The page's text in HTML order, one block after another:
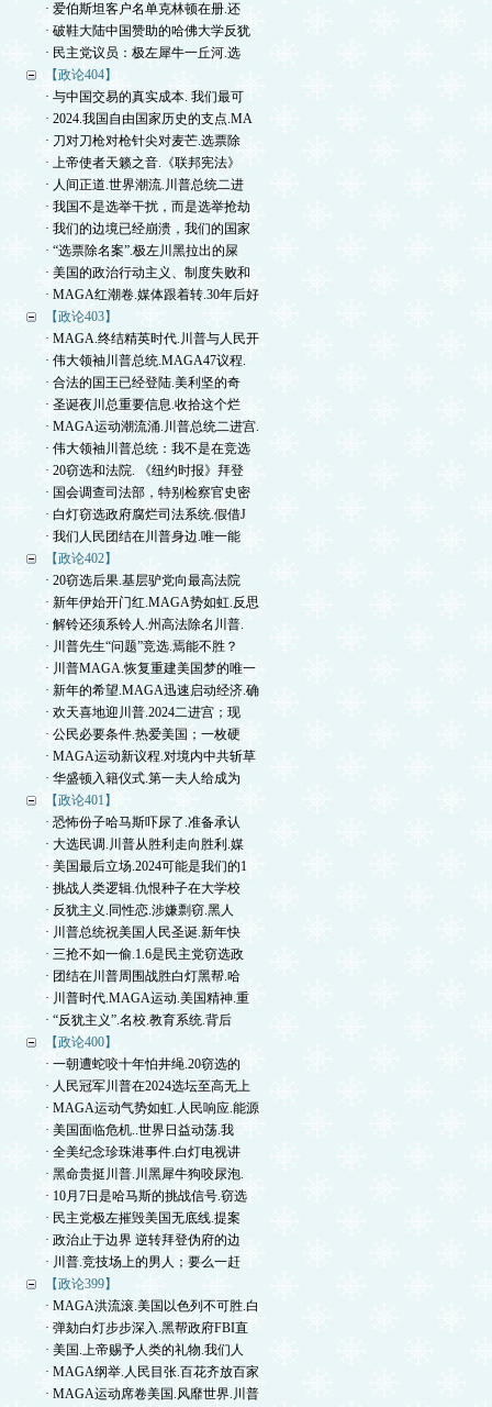
· 爱伯斯坦客户名单克林顿在册.还
· 破鞋大陆中国赞助的哈佛大学反犹
· 民主党议员：极左犀牛一丘河.选
【政论404】
· 与中国交易的真实成本. 我们最可
· 2024.我国自由国家历史的支点.MA
· 刀对刀枪对枪针尖对麦芒.选票除
· 上帝使者天籁之音.《联邦宪法》
· 人间正道.世界潮流.川普总统二进
· 我国不是选举干扰，而是选举抢劫
· 我们的边境已经崩溃，我们的国家
· “选票除名案”.极左川黑拉出的屎
· 美国的政治行动主义、制度失败和
· MAGA红潮卷.媒体跟着转.30年后好
【政论403】
· MAGA.终结精英时代.川普与人民开
· 伟大领袖川普总统.MAGA47议程.
· 合法的国王已经登陆.美利坚的奇
· 圣诞夜川总重要信息.收拾这个烂
· MAGA运动潮流涌.川普总统二进宫.
· 伟大领袖川普总统：我不是在竞选
· 20窃选和法院. 《纽约时报》拜登
· 国会调查司法部，特别检察官史密
· 白灯窃选政府腐烂司法系统.假借J
· 我们人民团结在川普身边.唯一能
【政论402】
· 20窃选后果.基层驴党向最高法院
· 新年伊始开门红.MAGA势如虹.反思
· 解铃还须系铃人.州高法除名川普.
· 川普先生“问题”竞选.焉能不胜？
· 川普MAGA.恢复重建美国梦的唯一
· 新年的希望.MAGA迅速启动经济.确
· 欢天喜地迎川普.2024二进宫；现
· 公民必要条件.热爱美国；一枚硬
· MAGA运动新议程.对境内中共斩草
· 华盛顿入籍仪式.第一夫人给成为
【政论401】
· 恐怖份子哈马斯吓尿了.准备承认
· 大选民调.川普从胜利走向胜利.媒
· 美国最后立场.2024可能是我们的1
· 挑战人类逻辑.仇恨种子在大学校
· 反犹主义.同性恋.涉嫌剽窃.黑人
· 川普总统祝美国人民圣诞.新年快
· 三抢不如一偷.1.6是民主党窃选政
· 团结在川普周围战胜白灯黑帮.哈
· 川普时代.MAGA运动.美国精神.重
· “反犹主义”.名校.教育系统.背后
【政论400】
· 一朝遭蛇咬十年怕井绳.20窃选的
· 人民冠军川普在2024选坛至高无上
· MAGA运动气势如虹.人民响应.能源
· 美国面临危机..世界日益动荡.我
· 全美纪念珍珠港事件.白灯电视讲
· 黑命贵挺川普.川黑犀牛狗咬尿泡.
· 10月7日是哈马斯的挑战信号.窃选
· 民主党极左摧毁美国无底线.提案
· 政治止于边界 逆转拜登伪府的边
· 川普.竞技场上的男人；要么一赶
【政论399】
· MAGA洪流滚.美国以色列不可胜.白
· 弹劾白灯步步深入.黑帮政府FBI直
· 美国.上帝赐予人类的礼物.我们人
· MAGA纲举.人民目张.百花齐放百家
· MAGA运动席卷美国.风靡世界.川普